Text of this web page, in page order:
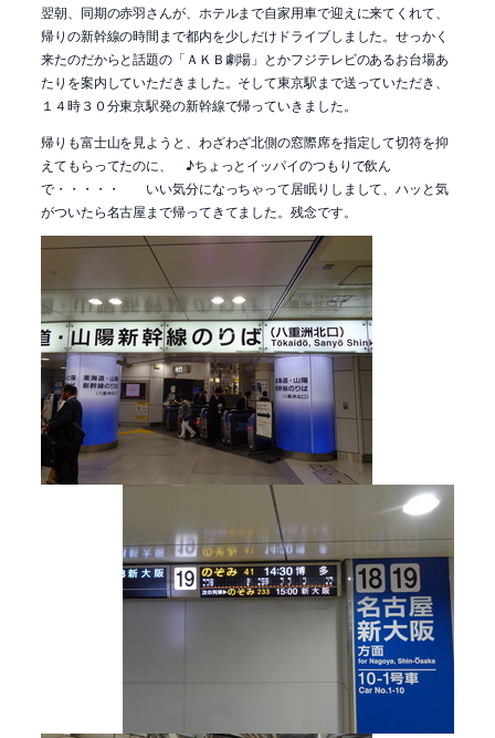
翌朝、同期の赤羽さんが、ホテルまで自家用車で迎えに来てくれて、
帰りの新幹線の時間まで都内を少しだけドライブしました。せっかく
来たのだからと話題の「ＡＫＢ劇場」とかフジテレビのあるお台場あ
たりを案内していただきました。そして東京駅まで送っていただき、
１４時３０分東京駅発の新幹線で帰っていきました。
帰りも富士山を見ようと、わざわざ北側の窓際席を指定して切符を抑
えてもらってたのに、 ♪ちょっとイッパイのつもりで飲ん
で・・・・・ いい気分になっちゃって居眠りしまして、ハッと気
がついたら名古屋まで帰ってきてました。残念です。